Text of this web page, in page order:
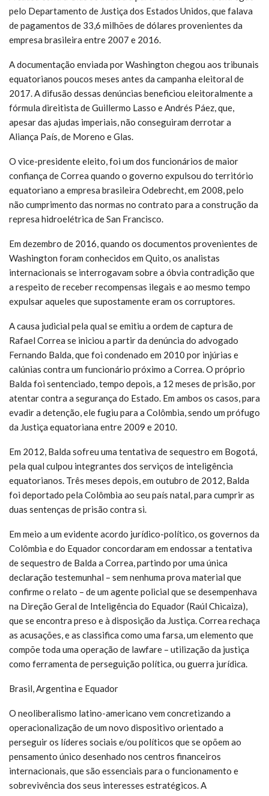
pelo Departamento de Justiça dos Estados Unidos, que falava
de pagamentos de 33,6 milhões de dólares provenientes da
empresa brasileira entre 2007 e 2016.
A documentação enviada por Washington chegou aos tribunais
equatorianos poucos meses antes da campanha eleitoral de
2017. A difusão dessas denúncias beneficiou eleitoralmente a
fórmula direitista de Guillermo Lasso e Andrés Páez, que,
apesar das ajudas imperiais, não conseguiram derrotar a
Aliança País, de Moreno e Glas.
O vice-presidente eleito, foi um dos funcionários de maior
confiança de Correa quando o governo expulsou do território
equatoriano a empresa brasileira Odebrecht, em 2008, pelo
não cumprimento das normas no contrato para a construção da
represa hidroelétrica de San Francisco.
Em dezembro de 2016, quando os documentos provenientes de
Washington foram conhecidos em Quito, os analistas
internacionais se interrogavam sobre a óbvia contradição que
a respeito de receber recompensas ilegais e ao mesmo tempo
expulsar aqueles que supostamente eram os corruptores.
A causa judicial pela qual se emitiu a ordem de captura de
Rafael Correa se iniciou a partir da denúncia do advogado
Fernando Balda, que foi condenado em 2010 por injúrias e
calúnias contra um funcionário próximo a Correa. O próprio
Balda foi sentenciado, tempo depois, a 12 meses de prisão, por
atentar contra a segurança do Estado. Em ambos os casos, para
evadir a detenção, ele fugiu para a Colômbia, sendo um prófugo
da Justiça equatoriana entre 2009 e 2010.
Em 2012, Balda sofreu uma tentativa de sequestro em Bogotá,
pela qual culpou integrantes dos serviços de inteligência
equatorianos. Três meses depois, em outubro de 2012, Balda
foi deportado pela Colômbia ao seu país natal, para cumprir as
duas sentenças de prisão contra si.
Em meio a um evidente acordo jurídico-político, os governos da
Colômbia e do Equador concordaram em endossar a tentativa
de sequestro de Balda a Correa, partindo por uma única
declaração testemunhal – sem nenhuma prova material que
confirme o relato – de um agente policial que se desempenhava
na Direção Geral de Inteligência do Equador (Raúl Chicaiza),
que se encontra preso e à disposição da Justiça. Correa rechaça
as acusações, e as classifica como uma farsa, um elemento que
compõe toda uma operação de lawfare – utilização da justiça
como ferramenta de perseguição política, ou guerra jurídica.
Brasil, Argentina e Equador
O neoliberalismo latino-americano vem concretizando a
operacionalização de um novo dispositivo orientado a
perseguir os líderes sociais e/ou políticos que se opõem ao
pensamento único desenhado nos centros financeiros
internacionais, que são essenciais para o funcionamento e
sobrevivência dos seus interesses estratégicos. A